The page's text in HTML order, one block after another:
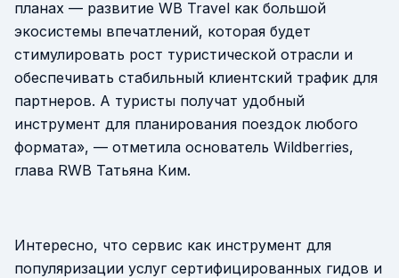
планах — развитие WB Travel как большой
экосистемы впечатлений, которая будет
стимулировать рост туристической отрасли и
обеспечивать стабильный клиентский трафик для
партнеров. А туристы получат удобный
инструмент для планирования поездок любого
формата», — отметила основатель Wildberries,
глава RWB Татьяна Ким.
Интересно, что сервис как инструмент для
популяризации услуг сертифицированных гидов и